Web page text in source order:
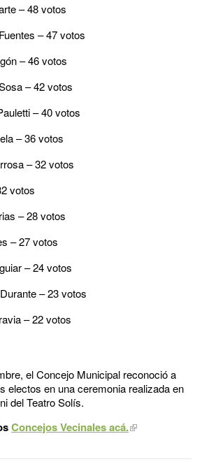
– 48 votos
– 47 votos
– 46 votos
– 42 votos
– 40 votos
– 36 votos
– 32 votos
votos
– 28 votos
– 27 votos
– 24 votos
– 23 votos
– 22 votos
el Concejo Municipal reconoció a
electos en una ceremonia realizada en
del Teatro Solís.
Concejos Vecinales acá.